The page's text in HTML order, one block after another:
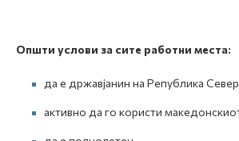
Општи услови за сите работни места:
да е државјанин на Република
активно да го користи македонскиот